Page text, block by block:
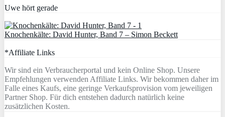
Uwe hört gerade
Knochenkälte: David Hunter, Band 7 – Simon Beckett
*Affiliate Links
Wir sind ein Verbraucherportal und kein Online Shop. Unsere
Empfehlungen verwenden Affiliate Links. Wir bekommen daher im
Falle eines Kaufs, eine geringe Verkaufsprovision vom jeweiligen
Partner Shop. Für dich entstehen dadurch natürlich keine
zusätzlichen Kosten.